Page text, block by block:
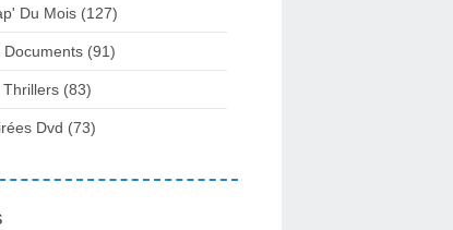
Du Mois (127)
Documents (91)
Thrillers (83)
Dvd (73)